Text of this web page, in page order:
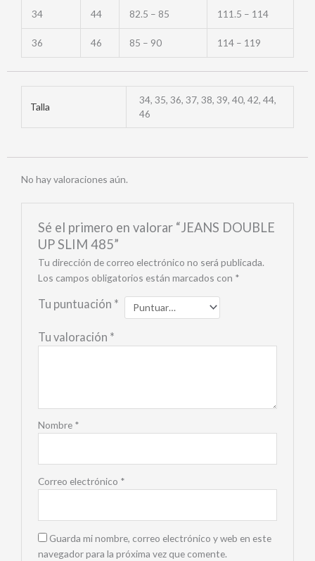
34 44 82.5 – 85 111.5 – 114
36 46 85 – 90 114 – 119
Talla
34, 35, 36, 37, 38, 39, 40, 42, 44,
46
No hay valoraciones aún.
Sé el primero en valorar “JEANS DOUBLE
UP SLIM 485”
Tu dirección de correo electrónico no será publicada.
Los campos obligatorios están marcados con *
Tu puntuación *
Tu valoración *
Nombre *
Correo electrónico *
Guarda mi nombre, correo electrónico y web en este
navegador para la próxima vez que comente.